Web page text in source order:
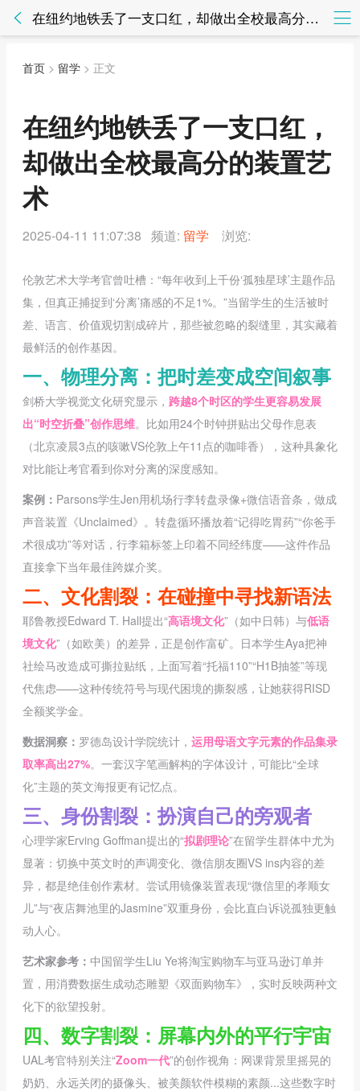
在纽约地铁丢了一支口红，却做出全校最高分的装置艺术 - 留学 - 知法网知法网
首页 > 留学 > 正文
在纽约地铁丢了一支口红，
却做出全校最高分的装置艺
术
2025-04-11 11:07:38 频道: 留学 浏览:
伦敦艺术大学考官曾吐槽：“每年收到上千份‘孤独星球’主题作品
集，但真正捕捉到‘分离’痛感的不足1%。”当留学生的生活被时
差、语言、价值观切割成碎片，那些被忽略的裂缝里，其实藏着
最鲜活的创作基因。
一、物理分离：把时差变成空间叙事
剑桥大学视觉文化研究显示， 跨越8个时区的学生更容易发展
出“时空折叠”创作思维。比如用24个时钟拼贴出父母作息表
（北京凌晨3点的咳嗽VS伦敦上午11点的咖啡香），这种具象化
对比能让考官看到你对分离的深度感知。
案例： Parsons学生Jen用机场行李转盘录像+微信语音条，做成
声音装置《Unclaimed》。转盘循环播放着“记得吃胃药”“你爸手
术很成功”等对话，行李箱标签上印着不同经纬度——这件作品
直接拿下当年最佳跨媒介奖。
二、文化割裂：在碰撞中寻找新语法
耶鲁教授Edward T. Hall提出“高语境文化”（如中日韩）与低语
境文化”（如欧美）的差异，正是创作富矿。日本学生Aya把神
社绘马改造成可撕拉贴纸，上面写着“托福110”“H1B抽签”等现
代焦虑——这种传统符号与现代困境的撕裂感，让她获得RISD
全额奖学金。
数据洞察： 罗德岛设计学院统计， 运用母语文字元素的作品集录
取率高出27%。一套汉字笔画解构的字体设计，可能比“全球
化”主题的英文海报更有记忆点。
三、身份割裂：扮演自己的旁观者
心理学家Erving Goffman提出的“拟剧理论”在留学生群体中尤为
显著：切换中英文时的声调变化、微信朋友圈VS ins内容的差
异，都是绝佳创作素材。尝试用镜像装置表现“微信里的孝顺女
儿”与“夜店舞池里的Jasmine”双重身份，会比直白诉说孤独更触
动人心。
艺术家参考： 中国留学生Liu Ye将淘宝购物车与亚马逊订单并
置，用消费数据生成动态雕塑《双面购物车》，实时反映两种文
化下的欲望投射。
四、数字割裂：屏幕内外的平行宇宙
UAL考官特别关注“Zoom一代”的创作视角：网课背景里摇晃的
奶奶、永远关闭的摄像头、被美颜软件模糊的素颜...这些数字时